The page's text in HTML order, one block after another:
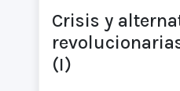
Crisis y
(I)